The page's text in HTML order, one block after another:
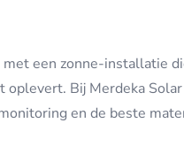
een zonne-installatie
Bij Merdeka
en de beste